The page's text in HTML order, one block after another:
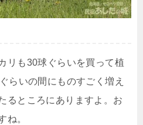
リも30球ぐらいを買って植
らいの間にものすごく増え
るところにありますよ。お
ね。